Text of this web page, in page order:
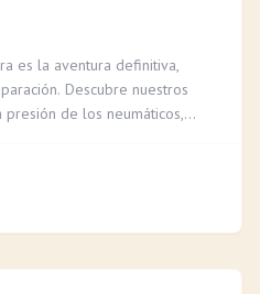
es la aventura definitiva,
Descubre nuestros
de los neumáticos,